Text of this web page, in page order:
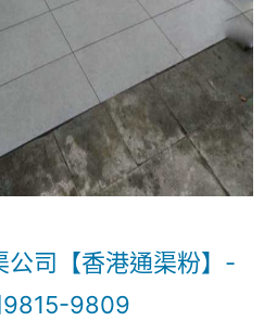
公司【香港通渠粉】-
9815-9809